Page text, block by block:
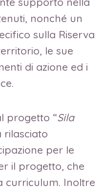
nonché un
sulla Riserva
le sue
di azione ed i
progetto “Sila
rilasciato
per le
il progetto, che
curriculum. Inoltre